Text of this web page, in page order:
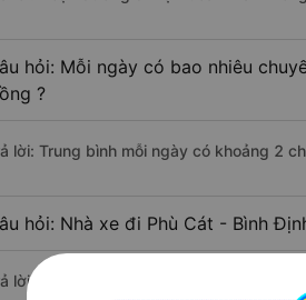
hỏi: Mỗi ngày có bao nhiêu
?
lời: Trung bình mỗi ngày có khoảng 2
hỏi: Nhà xe đi Phù Cát - Bình
lời: Chuyến xe có giờ xuất phát sớm